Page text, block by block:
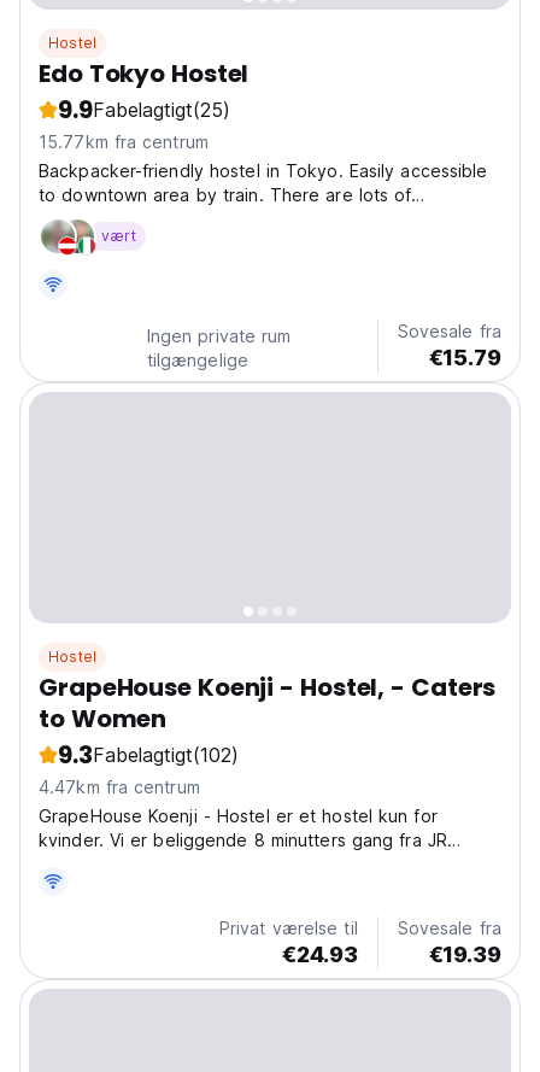
Hostel
Edo Tokyo Hostel
9.9Fabelagtigt(25)
15.77km fra centrum
Backpacker-friendly hostel in Tokyo. Easily accessible
to downtown area by train. There are lots of
restaurants and shops around the nearest station and
also, there is an arcade shopping street in between
vært
Ingen private rum
tilgængelige
Sovesale fra
€15.79
Hostel
GrapeHouse Koenji - Hostel, - Caters
to Women
9.3Fabelagtigt(102)
4.47km fra centrum
GrapeHouse Koenji - Hostel er et hostel kun for
kvinder. Vi er beliggende 8 minutters gang fra JR
Privat værelse til
€24.93
Sovesale fra
€19.39